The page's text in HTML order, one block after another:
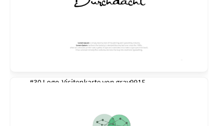
#30 Logo-Visitenkarte von gray9915